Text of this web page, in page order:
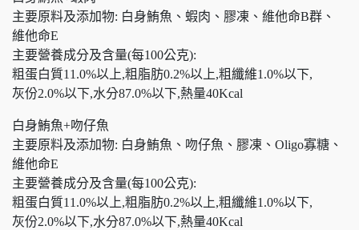
主要原料及添加物: 白身鮪魚、蝦肉、膠凍、維他命B群、
維他命E
主要營養成分及含量(每100公克):
粗蛋白質11.0%以上,粗脂肪0.2%以上,粗纖維1.0%以下,
灰份2.0%以下,水分87.0%以下,熱量40Kcal
白身鮪魚+吻仔魚
主要原料及添加物: 白身鮪魚、吻仔魚、膠凍、Oligo寡糖、
維他命E
主要營養成分及含量(每100公克):
粗蛋白質11.0%以上,粗脂肪0.2%以上,粗纖維1.0%以下,
灰份2.0%以下,水分87.0%以下,熱量40Kcal